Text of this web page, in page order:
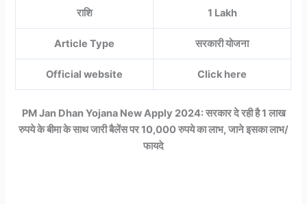
राशि 1 Lakh
Article Type सरकारी योजना
Official website Click here
PM Jan Dhan Yojana New Apply 2024: सरकार दे रही है 1 लाख
रुपये के बीमा के साथ जारी बैलेंस पर 10,000 रुपये का लाभ, जाने इसका लाभ/
फायदे